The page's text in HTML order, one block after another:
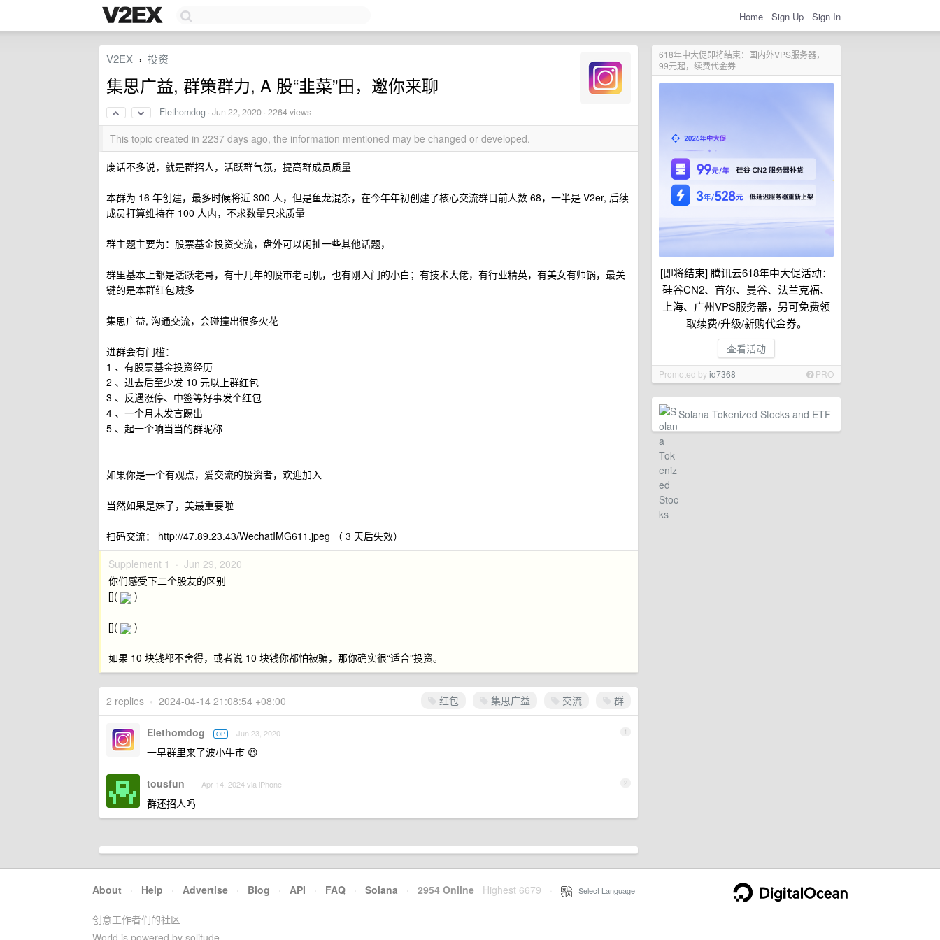
Home Sign Up Sign In
618年中大促即将结束：国内外VPS服务器，
99元起，续费代金券
[即将结束] 腾讯云618年中大促活动：
硅谷CN2、首尔、曼谷、法兰克福、
上海、广州VPS服务器，另可免费领
取续费/升级/新购代金券。
查看活动
Promoted byid7368 PRO
Solana Tokenized Stocks and ETF
V2EX › 投资
集思广益, 群策群力, A 股“韭菜”田，邀你来聊
Elethomdog ·Jun 22, 2020 · 2264 views
This topic created in 2237 days ago, the information mentioned may be changed or developed.
废话不多说，就是群招人，活跃群气氛，提高群成员质量
本群为 16 年创建，最多时候将近 300 人，但是鱼龙混杂，在今年年初创建了核心交流群目前人数 68，一半是 V2er, 后续
成员打算维持在 100 人内，不求数量只求质量
群主题主要为：股票基金投资交流，盘外可以闲扯一些其他话题，
群里基本上都是活跃老哥，有十几年的股市老司机，也有刚入门的小白；有技术大佬，有行业精英，有美女有帅锅，最关
键的是本群红包贼多
集思广益, 沟通交流，会碰撞出很多火花
进群会有门槛：
1 、有股票基金投资经历
2 、进去后至少发 10 元以上群红包
3 、反遇涨停、中签等好事发个红包
4 、一个月未发言踢出
5 、起一个响当当的群昵称
如果你是一个有观点，爱交流的投资者，欢迎加入
当然如果是妹子，美最重要啦
扫码交流： http://47.89.23.43/WechatIMG611.jpeg （ 3 天后失效）
Supplement 1 · Jun 29, 2020
你们感受下二个股友的区别
[](
)
[]( )
如果 10 块钱都不舍得，或者说 10 块钱你都怕被骗，那你确实很“适合”投资。
红包 集思广益 交流 群
2 replies • 2024-04-14 21:08:54 +08:00
1
Elethomdog OP Jun 23, 2020
一早群里来了波小牛市 😆
2
tousfun Apr 14, 2024 via iPhone
群还招人吗
About · Help · Advertise · Blog · API · FAQ · Solana · 2954 Online Highest 6679 Select Language
创意工作者们的社区
World is powered by solitude